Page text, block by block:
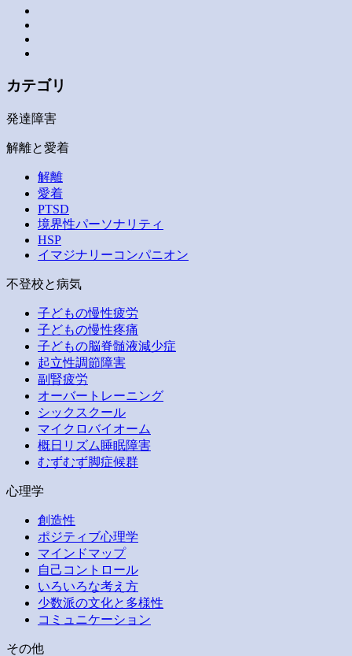
カテゴリ
発達障害
解離と愛着
解離
愛着
PTSD
境界性パーソナリティ
HSP
イマジナリーコンパニオン
不登校と病気
子どもの慢性疲労
子どもの慢性疼痛
子どもの脳脊髄液減少症
起立性調節障害
副腎疲労
オーバートレーニング
シックスクール
マイクロバイオーム
概日リズム睡眠障害
むずむず脚症候群
心理学
創造性
ポジティブ心理学
マインドマップ
自己コントロール
いろいろな考え方
少数派の文化と多様性
コミュニケーション
その他